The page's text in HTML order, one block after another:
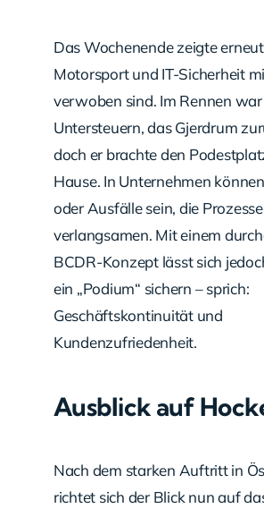
Das Wochenende zeigte
Motorsport und IT-Sicherheit
verwoben sind. Im Rennen war
Untersteuern, das Gjerdrum
doch er brachte den
Hause. In Unternehmen
oder Ausfälle sein, die Prozesse
verlangsamen. Mit einem
BCDR-Konzept lässt sich
ein „Podium“ sichern – sprich:
Geschäftskontinuität und
Kundenzufriedenheit.
Ausblick auf
Nach dem starken Auftritt in
richtet sich der Blick nun auf